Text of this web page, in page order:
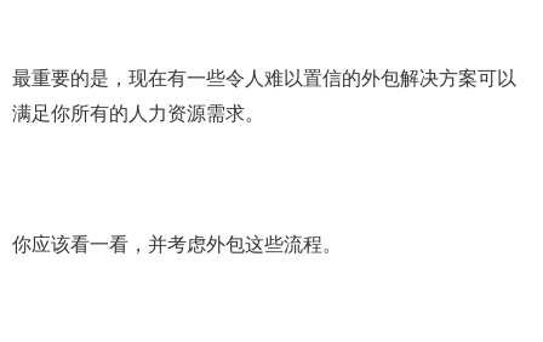
最重要的是，现在有一些令人难以置信的外包解决方案可以
满足你所有的人力资源需求。
你应该看一看，并考虑外包这些流程。